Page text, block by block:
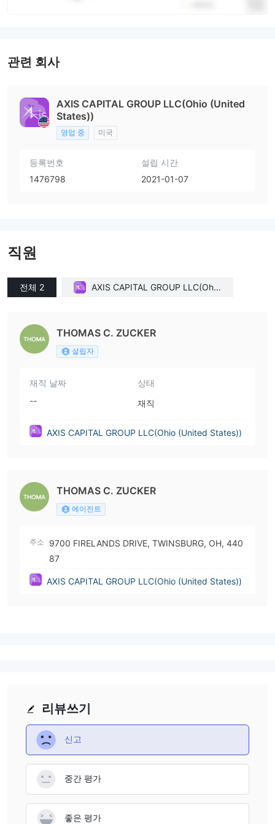
관련 회사
AXIS CAPITAL GROUP LLC(Ohio (United
States))
영업 중 미국
등록번호
1476798
설립 시간
2021-01-07
직원
전체 2
AXIS CAPITAL GROUP LLC(Ohio
THOMAS C. ZUCKER
설립자
재직 날짜
--
상태
재직
AXIS CAPITAL GROUP LLC(Ohio (United States))
THOMAS C. ZUCKER
에이전트
주소
9700 FIRELANDS DRIVE, TWINSBURG, OH, 440
87
AXIS CAPITAL GROUP LLC(Ohio (United States))
리뷰쓰기
신고
중간 평가
좋은 평가